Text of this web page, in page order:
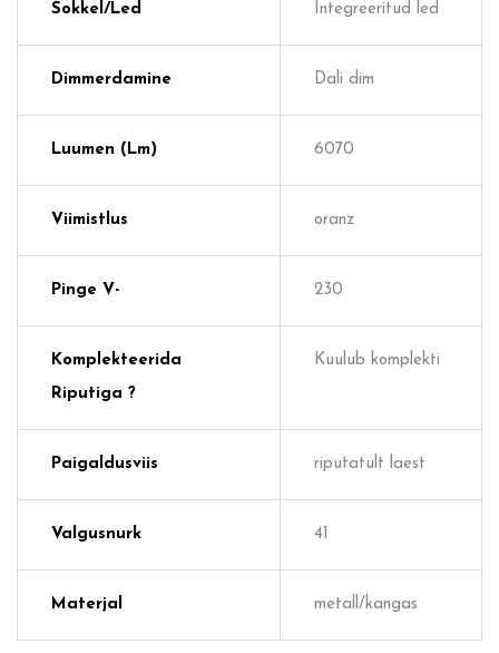
Sokkel/Led Integreeritud led
Dimmerdamine Dali dim
Luumen (lm) 6070
Viimistlus oranz
Pinge V- 230
Komplekteerida
Riputiga ?
Kuulub komplekti
Paigaldusviis riputatult laest
Valgusnurk 41
Materjal metall/kangas